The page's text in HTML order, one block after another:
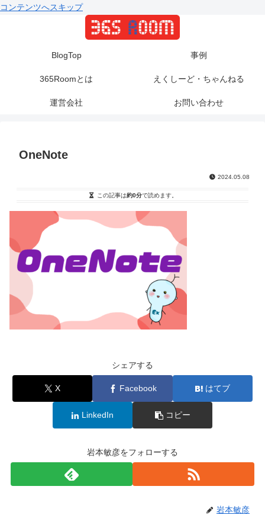
コンテンツへスキップ
BlogTop 事例
365Roomとは えくしーど・ちゃんねる
運営会社 お問い合わせ
OneNote
2024.05.08
この記事は約0分で読めます。
シェアする
X Facebook はてブ
LinkedIn コピー
岩本敏彦をフォローする
岩本敏彦